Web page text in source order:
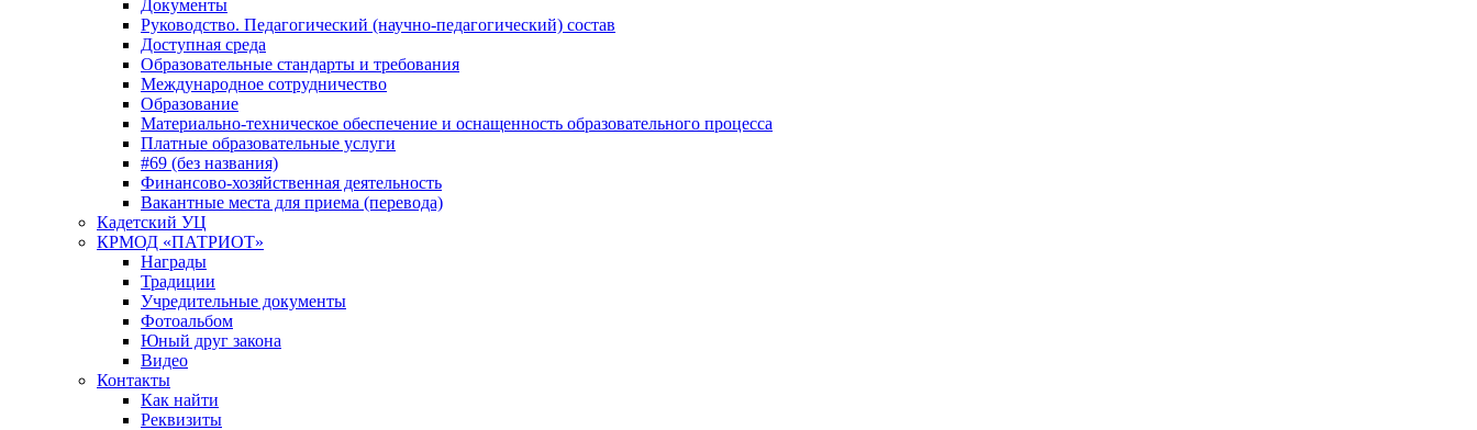
Документы
Руководство. Педагогический (научно-педагогический) состав
Доступная среда
Образовательные стандарты и требования
Международное сотрудничество
Образование
Материально-техническое обеспечение и оснащенность образовательного процесса
Платные образовательные услуги
#69 (без названия)
Финансово-хозяйственная деятельность
Вакантные места для приема (перевода)
Кадетский УЦ
КРМОД «ПАТРИОТ»
Награды
Традиции
Учредительные документы
Фотоальбом
Юный друг закона
Видео
Контакты
Как найти
Реквизиты